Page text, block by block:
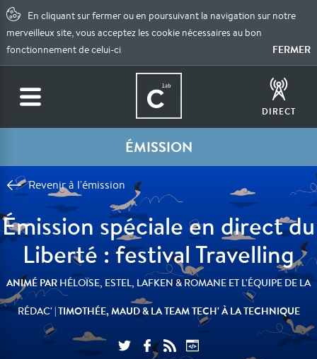
En cliquant sur fermer ou en poursuivant la navigation sur notre
merveilleux site, vous acceptez les cookie nécessaires au bon
fonctionnement de celui-ci
FERMER
DIRECT
ÉMISSION
Revenir à l'émission
Émission spéciale en direct du
Liberté : festival Travelling
ANIMÉ PAR HÉLOÏSE, ESTEL, LAFKEN & ROMANE ET L'ÉQUIPE DE LA
RÉDAC' | TIMOTHÉE, MAUD & LA TEAM TECH' À LA TECHNIQUE